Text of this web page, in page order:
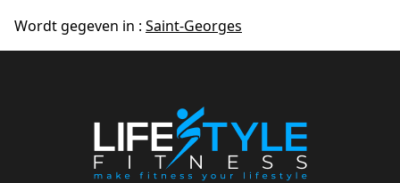
Wordt gegeven in : Saint-Georges